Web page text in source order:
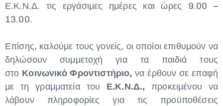
Ε.Κ.Ν.Δ. τις εργάσιμες ημέρες και ώρες 9.00 –
13.00.
Επίσης, καλούμε τους γονείς, οι οποίοι επιθυμούν να
δηλώσουν συμμετοχή για τα παιδιά τους
στο Κοινωνικό Φροντιστήριο, να έρθουν σε επαφή
με τη γραμματεία του Ε.Κ.Ν.Δ., προκειμένου να
λάβουν πληροφορίες για τις προϋποθέσεις